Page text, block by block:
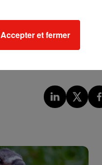
Accepter et fermer